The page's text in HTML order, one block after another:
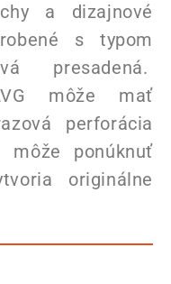
a dizajnové
s typom
presadená.
môže mať
perforácia
môže ponúknuť
originálne